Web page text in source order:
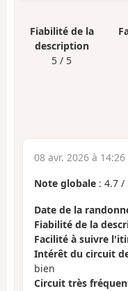
Fiabilité de la
description
5 / 5
08 avr. 2026 à 14:26
Note globale : 4.7 /
Date de la
Fiabilité de la
Facilité à suivre
Intérêt du circuit
bien
Circuit très